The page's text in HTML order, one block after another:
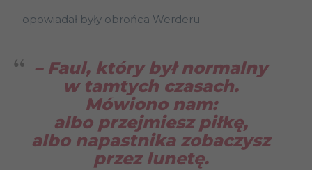
– opowiadał były obrońca Werderu
– Faul, który był normalny
w tamtych czasach.
Mówiono nam:
albo przejmiesz piłkę,
albo napastnika zobaczysz
przez lunetę.